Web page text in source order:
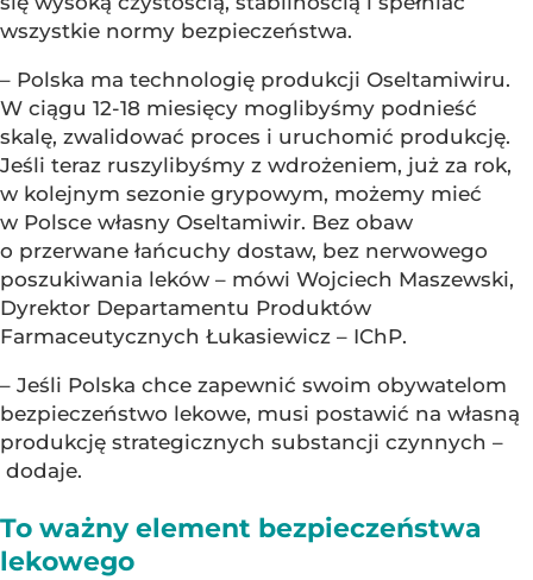
wszystkie normy bezpieczeństwa.
– Polska ma technologię produkcji Oseltamiwiru.
W ciągu 12-18 miesięcy moglibyśmy podnieść
skalę, zwalidować proces i uruchomić produkcję.
Jeśli teraz ruszylibyśmy z wdrożeniem, już za rok,
w kolejnym sezonie grypowym, możemy mieć
w Polsce własny Oseltamiwir. Bez obaw
o przerwane łańcuchy dostaw, bez nerwowego
poszukiwania leków – mówi Wojciech Maszewski,
Dyrektor Departamentu Produktów
Farmaceutycznych Łukasiewicz – IChP.
– Jeśli Polska chce zapewnić swoim obywatelom
bezpieczeństwo lekowe, musi postawić na własną
produkcję strategicznych substancji czynnych –
dodaje.
To ważny element bezpieczeństwa
lekowego